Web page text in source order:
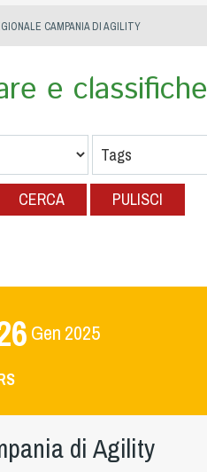
CAMPANIA DI AGILITY
e classifiche
CERCA PULISCI
Gen 2025
di Agility